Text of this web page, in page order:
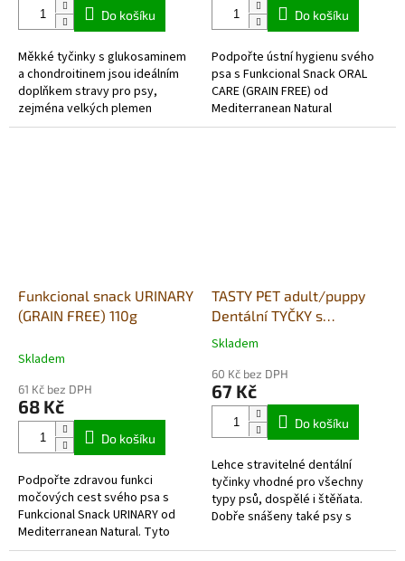
Do košíku
Měkké tyčinky s glukosaminem
a chondroitinem jsou ideálním
doplňkem stravy pro psy,
zejména velkých plemen
náchylných k problémům s
Do košíku
Podpořte ústní hygienu svého
psa s Funkcional Snack ORAL
CARE (GRAIN FREE) od
Mediterranean Natural
s mořskou řasou Ascophyllum
Funkcional snack URINARY
(GRAIN FREE) 110g
Skladem
61 Kč bez DPH
68 Kč
Do košíku
Podpořte zdravou funkci
močových cest svého psa s
Funkcional Snack URINARY od
Mediterranean Natural. Tyto
chutné pamlsky jsou speciálně
TASTY PET adult/puppy
Dentální TYČKY s
vepřovým a špenátem 80g
Průměrné
produktu
je
hvězdiček.
Skladem
60 Kč bez DPH
67 Kč
Do košíku
Lehce stravitelné dentální
tyčinky vhodné pro všechny
typy psů, dospělé i štěňata.
Dobře snášeny také psy s
stravitelné. Zdravé dentální